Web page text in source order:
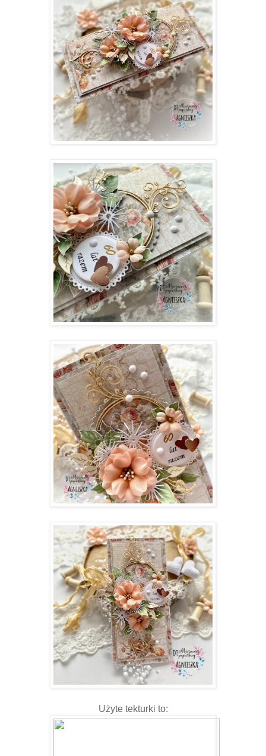
Użyte tekturki to: